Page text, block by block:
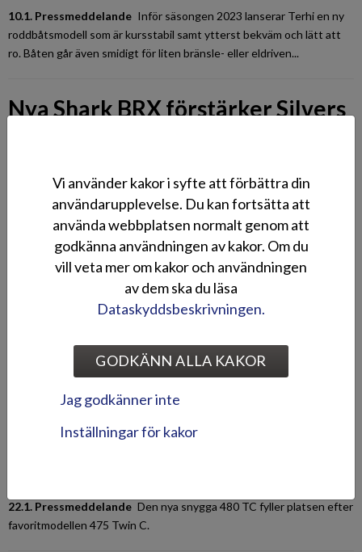
10.1. Pressmeddelande Inför säsongen 2023 lanserar Terhi en ny
roddbåtsmodell som är kursstabil samt ytterst bekväm och lätt att
ro. Båten går även smidigt för liten bränsle- eller eldriven...
Nya Shark BRX förstärker Silvers
18.6. Pressmeddelande Av Silver-modellprogrammets tre olika
modellserier uppdateras programets slitstarkaste serie inför
säsongen 2022 med en ny Silver Shark BRX-modell i helaluminium.
OY Otto Brandt AB köper finska
OY Otto Brandt AB utökar sin båtportfölj genom att förvärva
Freja Marine Oy, tillverkaren av TG-båtar. Avtalet mellan parterna
ingicks den 24 mars 2021.
22.1. Pressmeddelande Den nya snygga 480 TC fyller platsen efter
favoritmodellen 475 Twin C.
Vi använder kakor i syfte att förbättra din
användarupplevelse. Du kan fortsätta att
använda webbplatsen normalt genom att
godkänna användningen av kakor. Om du
vill veta mer om kakor och användningen
av dem ska du läsa
Dataskyddsbeskrivningen.
GODKÄNN ALLA KAKOR
Jag godkänner inte
Inställningar för kakor